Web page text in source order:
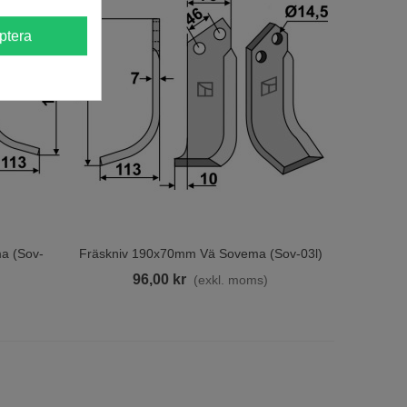
(sov-
Lägg Till I Varukorgen
Fräskniv 190x70mm Vä Sovema (sov-03l)
96,00 kr (exkl. moms)